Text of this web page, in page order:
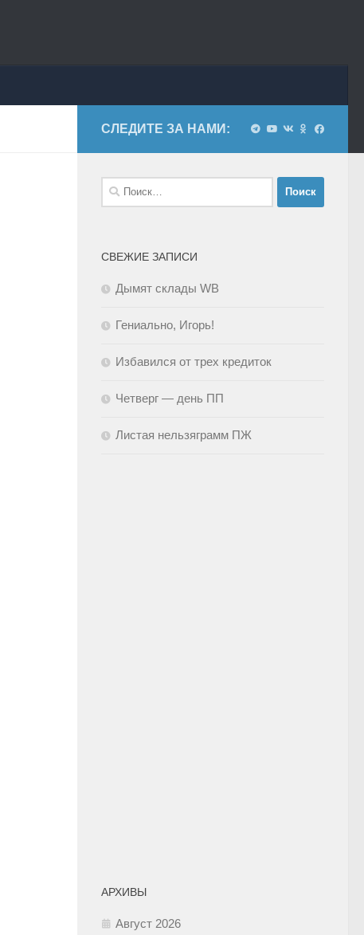
СЛЕДИТЕ ЗА НАМИ:
Найти:
СВЕЖИЕ ЗАПИСИ
Дымят склады WB
Гениально, Игорь!
Избавился от трех кредиток
Четверг — день ПП
Листая нельзяграмм ПЖ
АРХИВЫ
Август 2026